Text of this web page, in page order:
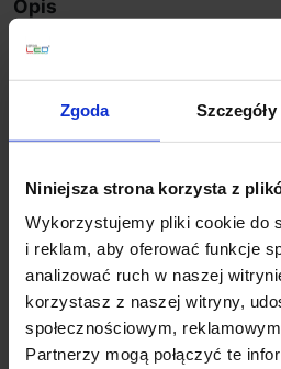
Zgoda Szczegóły
Niniejsza strona korzysta z
Wykorzystujemy pliki cookie do
i reklam, aby oferować funkcje
analizować ruch w naszej
korzystasz z naszej witryny,
społecznościowym,
Partnerzy mogą połączyć te
Opis
Parametry:
średnica (mm): 300
wysokość (mm): 320
max moc źródła: 12 W
napięcie: 230 V
źródło w zestawie: Brak
kolor lampy: biały
materiał: metal/szkło
IP: 20